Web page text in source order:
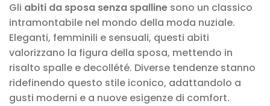
Gli abiti da sposa senza spalline sono un classico
intramontabile nel mondo della moda nuziale.
Eleganti, femminili e sensuali, questi abiti
valorizzano la figura della sposa, mettendo in
risalto spalle e decollété. Diverse tendenze stanno
ridefinendo questo stile iconico, adattandolo a
gusti moderni e a nuove esigenze di comfort.